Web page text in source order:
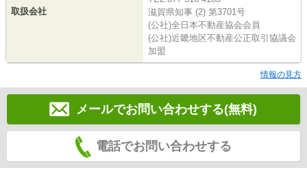
取扱会社
滋賀県知事 (2) 第3701号
(公社)全日本不動産協会会員
(公社)近畿地区不動産公正取引協議会
加盟
情報の見方
メールでお問い合わせする(無料)
電話でお問い合わせする